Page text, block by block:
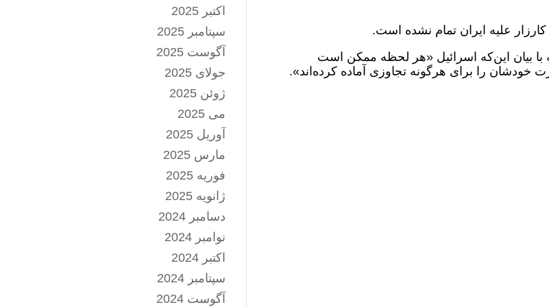
علیه ایران تمام نشده است.
با بیان این‌که اسرائیل «هر لحظه ممکن است
خودشان را برای هرگونه تجاوزی آماده کرده‌اند».
اکتبر 2025
سپتامبر 2025
آگوست 2025
جولای 2025
ژوئن 2025
می 2025
آوریل 2025
مارس 2025
فوریه 2025
ژانویه 2025
دسامبر 2024
نوامبر 2024
اکتبر 2024
سپتامبر 2024
آگوست 2024